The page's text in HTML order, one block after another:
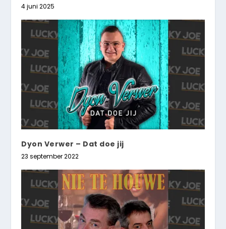
4 juni 2025
Dyon Verwer – Dat doe jij
23 september 2022